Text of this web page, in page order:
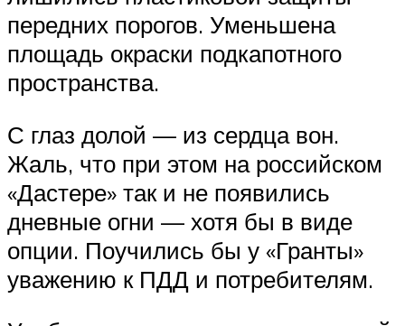
передних порогов. Уменьшена
площадь окраски подкапотного
пространства.
С глаз долой — из сердца вон.
Жаль, что при этом на российском
«Дастере» так и не появились
дневные огни — хотя бы в виде
опции. Поучились бы у «Гранты»
уважению к ПДД и потребителям.